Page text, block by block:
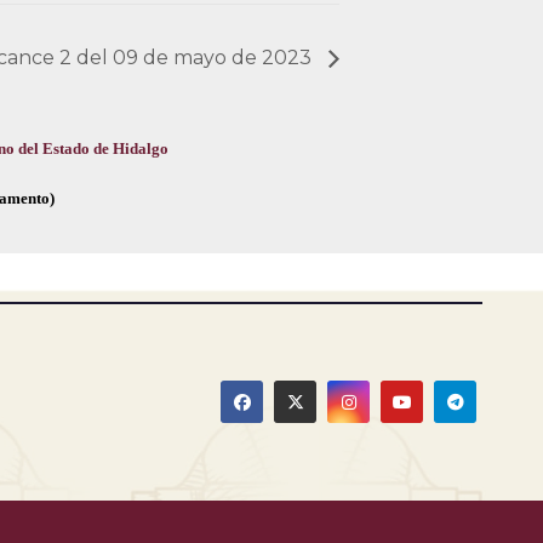
2 del 09 de mayo de 2023
del Estado de Hidalgo